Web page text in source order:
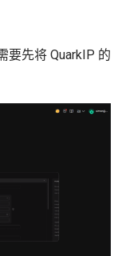
要先将 QuarkIP 的